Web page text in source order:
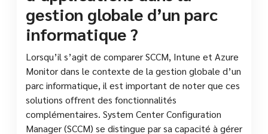
gestion globale d’un parc
informatique ?
Lorsqu’il s’agit de comparer SCCM, Intune et Azure
Monitor dans le contexte de la gestion globale d’un
parc informatique, il est important de noter que ces
solutions offrent des fonctionnalités
complémentaires. System Center Configuration
Manager (SCCM) se distingue par sa capacité à gérer